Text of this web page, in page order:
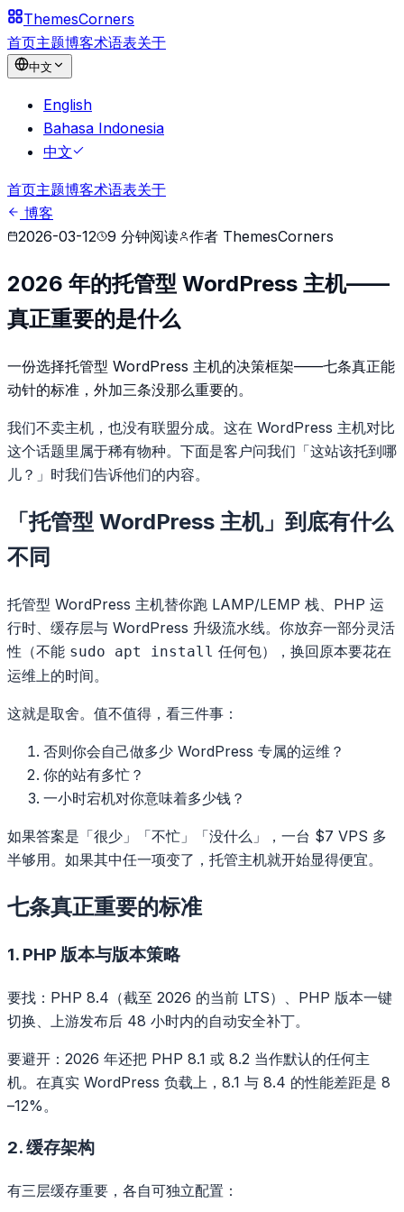
ThemesCorners
首页主题博客术语表关于
中文
English
Bahasa Indonesia
中文
首页主题博客术语表关于
博客
2026-03-12 9 分钟阅读 作者 ThemesCorners
2026 年的托管型 WordPress 主机——
真正重要的是什么
一份选择托管型 WordPress 主机的决策框架——七条真正能
动针的标准，外加三条没那么重要的。
我们不卖主机，也没有联盟分成。这在 WordPress 主机对比
这个话题里属于稀有物种。下面是客户问我们「这站该托到哪
儿？」时我们告诉他们的内容。
「托管型 WordPress 主机」到底有什么
不同
托管型 WordPress 主机替你跑 LAMP/LEMP 栈、PHP 运
行时、缓存层与 WordPress 升级流水线。你放弃一部分灵活
性（不能 sudo apt install 任何包），换回原本要花在
运维上的时间。
这就是取舍。值不值得，看三件事：
否则你会自己做多少 WordPress 专属的运维？
你的站有多忙？
一小时宕机对你意味着多少钱？
如果答案是「很少」「不忙」「没什么」，一台 $7 VPS 多
半够用。如果其中任一项变了，托管主机就开始显得便宜。
七条真正重要的标准
1. PHP 版本与版本策略
要找：PHP 8.4（截至 2026 的当前 LTS）、PHP 版本一键
切换、上游发布后 48 小时内的自动安全补丁。
要避开：2026 年还把 PHP 8.1 或 8.2 当作默认的任何主
机。在真实 WordPress 负载上，8.1 与 8.4 的性能差距是 8
–12%。
2. 缓存架构
有三层缓存重要，各自可独立配置：